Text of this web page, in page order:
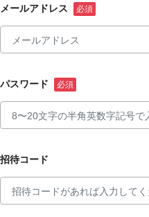
メールアドレス
パスワード
招待コード